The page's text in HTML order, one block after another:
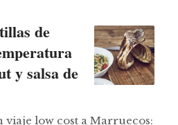
de
y salsa de
viaje low cost a Marruecos: